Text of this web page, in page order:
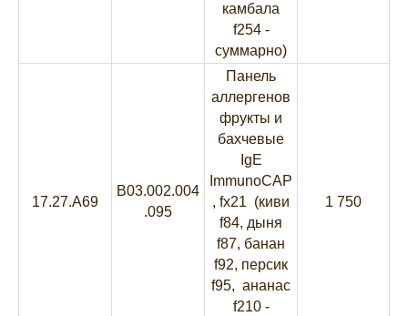
камбала
f254 -
суммарно)
17.27.A69
B03.002.004
.095
Панель
аллергенов
фрукты и
бахчевые
IgE
ImmunoCAP
, fx21 (киви
f84, дыня
f87, банан
f92, персик
f95, ананас
f210 -
1 750